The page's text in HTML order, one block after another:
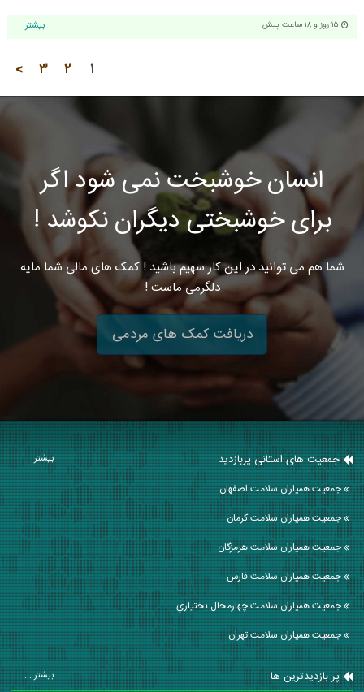
۱۵ روز و ۱۸ ساعت پیش بیشتر...
> ۳ ۲ ۱
انسان خوشبخت نمی شود اگر
برای خوشبختی دیگران نکوشد !
شما هم می توانید در این کار سهیم باشید ! کمک های مالی شما مایه
دلگرمی ماست !
دریافت کمک های مردمی
جمعیت های استانی پربازدید بیشتر ...
جمعیت همیاران سلامت اصفهان
جمعیت همیاران سلامت كرمان
جمعیت همیاران سلامت هرمزگان
جمعیت همیاران سلامت فارس
جمعیت همیاران سلامت چهارمحال بختياري
جمعیت همیاران سلامت تهران
پر بازدیدترین ها بیشتر ...